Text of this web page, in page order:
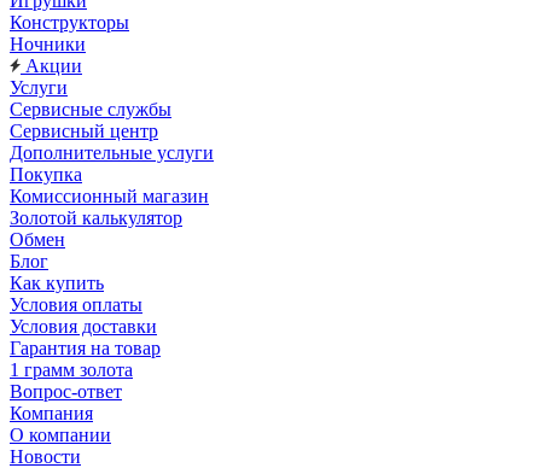
Конструкторы
Ночники
Акции
Услуги
Сервисные службы
Сервисный центр
Дополнительные услуги
Покупка
Комиссионный магазин
Золотой калькулятор
Обмен
Блог
Как купить
Условия оплаты
Условия доставки
Гарантия на товар
1 грамм золота
Вопрос-ответ
Компания
О компании
Новости